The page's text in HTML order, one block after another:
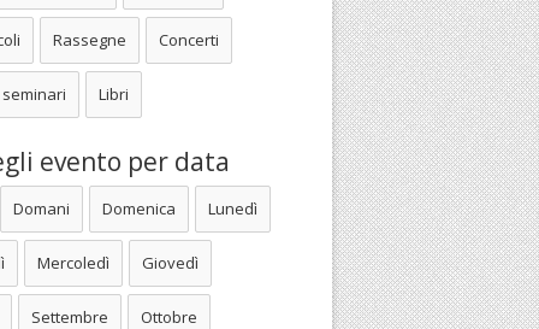
Rassegne Concerti
Libri
evento per data
Domani Domenica Lunedì
Mercoledì Giovedì
Settembre Ottobre